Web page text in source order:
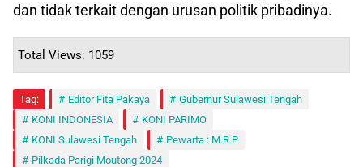
dan tidak terkait dengan urusan politik pribadinya.
Total Views: 1059
Tag: Editor Fita Pakaya
Gubernur Sulawesi Tengah
KONI INDONESIA
KONI PARIMO
KONI Sulawesi Tengah
Pewarta : M.R.P
Pilkada Parigi Moutong 2024